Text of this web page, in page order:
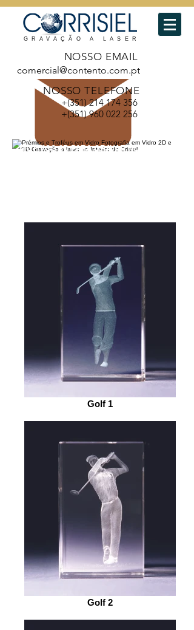
GRAVAÇÃO A LASER
NOSSO EMAIL
comercial@contento.com.pt
NOSSO TELEFONE
+(351)214 174 356
+(351)960 022 256
MOTIVOS 3D PARA GRAVAR NO CRISTAL
Golf 1
Golf 2